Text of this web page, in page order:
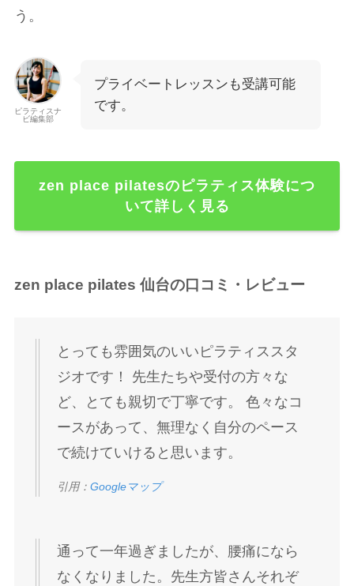
う。
ピラティスナ
ビ編集部
プライベートレッスンも受講可能
です。
zen place pilatesのピラティス体験につ
いて詳しく見る
zen place pilates 仙台の口コミ・レビュー
とっても雰囲気のいいピラティススタ
ジオです！ 先生たちや受付の方々な
ど、とても親切で丁寧です。 色々なコ
ースがあって、無理なく自分のペース
で続けていけると思います。
引用： Googleマップ
通って一年過ぎましたが、腰痛になら
なくなりました。先生方皆さんそれぞ